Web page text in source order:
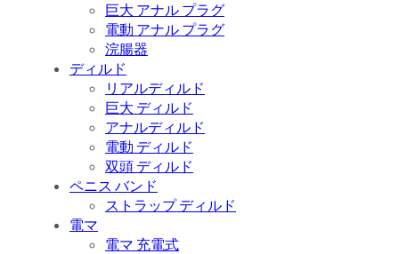
巨大 アナル プラグ
電動 アナル プラグ
浣腸器
ディルド
リアルディルド
巨大 ディルド
アナルディルド
電動 ディルド
双頭 ディルド
ペニス バンド
ストラップ ディルド
電マ
電マ 充電式